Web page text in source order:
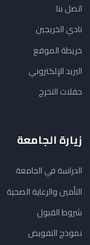
اتصل بنا
نادي الخريجين
خريطة الموقع
البريد الإلكتروني
حفلات التخرج
زيارة الجامعة
الدراسة في الجامعة
التأمين والرعاية الصحية
شروط القبول
نموذج التفويض